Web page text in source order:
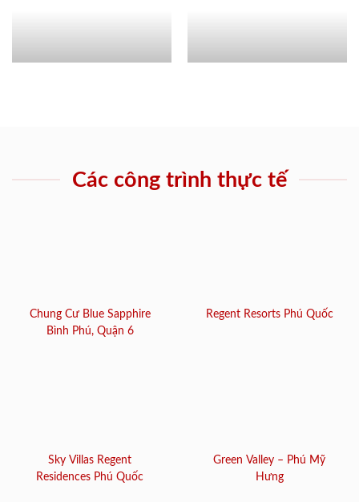
Các công trình thực tế
Chung Cư Blue Sapphire
Bình Phú, Quận 6
Regent Resorts Phú Quốc
Sky Villas Regent
Residences Phú Quốc
Green Valley – Phú Mỹ
Hưng